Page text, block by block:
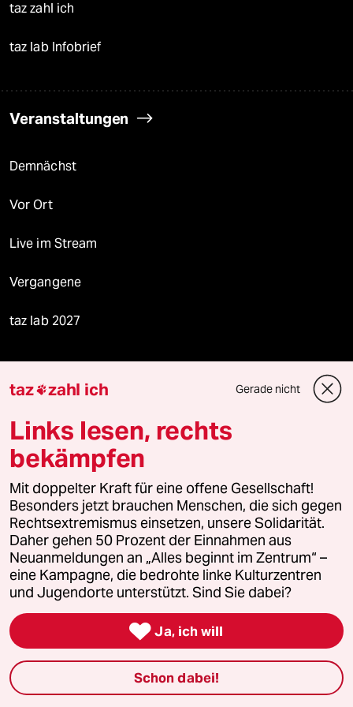
taz zahl ich
taz lab Infobrief
Veranstaltungen
Demnächst
Vor Ort
Live im Stream
Vergangene
taz lab 2027
Mehr taz Lesestoff
taz Blogs
taz FUTURZWEI
Le Monde diplomatique
taz Archiv
Mehr taz Angebote
Reisen
taz zahl ich Gerade nicht
Links lesen, rechts
bekämpfen
Mit doppelter Kraft für eine offene Gesellschaft!
Besonders jetzt brauchen Menschen, die sich gegen
Rechtsextremismus einsetzen, unsere Solidarität.
Daher gehen 50 Prozent der Einnahmen aus
Neuanmeldungen an „Alles beginnt im Zentrum“ –
eine Kampagne, die bedrohte linke Kulturzentren
und Jugendorte unterstützt. Sind Sie dabei?
 Ja, ich will
Schon dabei!